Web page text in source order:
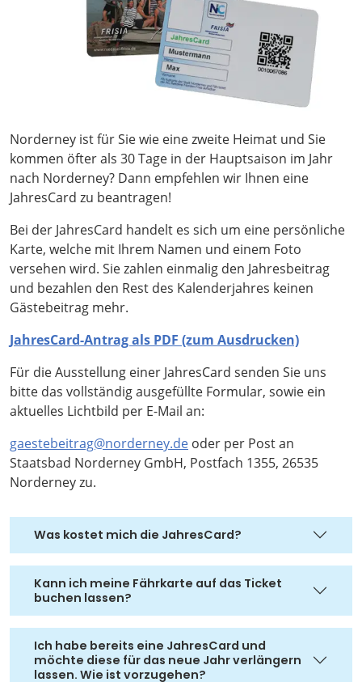
Norderney ist für Sie wie eine zweite Heimat und Sie
kommen öfter als 30 Tage in der Hauptsaison im Jahr
nach Norderney? Dann empfehlen wir Ihnen eine
JahresCard zu beantragen!
Bei der JahresCard handelt es sich um eine persönliche
Karte, welche mit Ihrem Namen und einem Foto
versehen wird. Sie zahlen einmalig den Jahresbeitrag
und bezahlen den Rest des Kalenderjahres keinen
Gästebeitrag mehr.
JahresCard-Antrag als PDF (zum Ausdrucken)
Für die Ausstellung einer JahresCard senden Sie uns
bitte das vollständig ausgefüllte Formular, sowie ein
aktuelles Lichtbild per E-Mail an:
gaestebeitrag@norderney.de oder per Post an
Staatsbad Norderney GmbH, Postfach 1355, 26535
Norderney zu.
Was kostet mich die JahresCard?
Kann ich meine Fährkarte auf das Ticket
buchen lassen?
Ich habe bereits eine JahresCard und
möchte diese für das neue Jahr verlängern
lassen. Wie ist vorzugehen?